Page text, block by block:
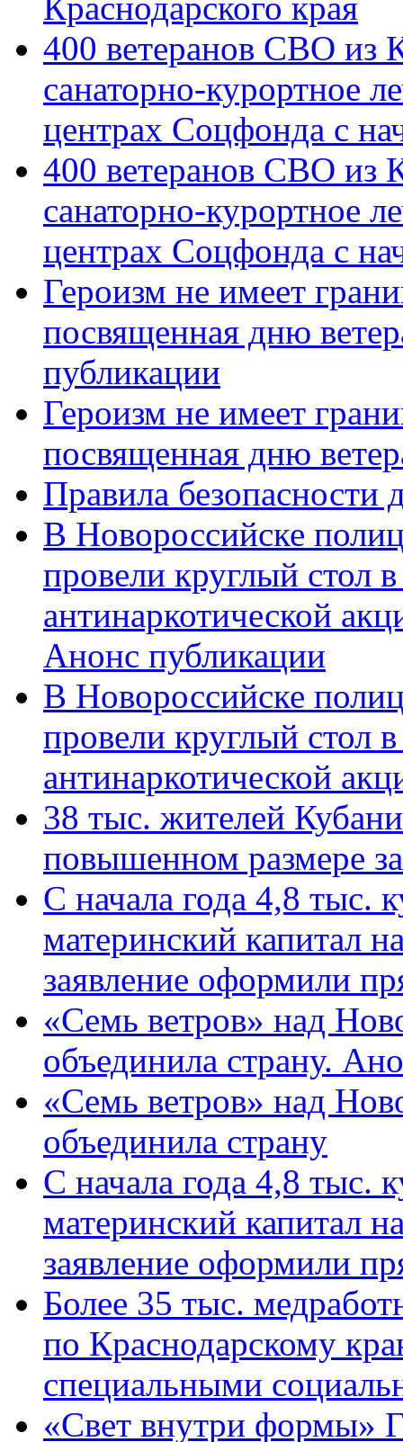
400 ветеранов СВО из
санаторно-курортное
центрах Соцфонда с
400 ветеранов СВО из
санаторно-курортное
центрах Соцфонда с
Героизм не имеет
посвященная дню
публикации
Героизм не имеет
посвященная дню
Правила безопасности
В Новороссийске
провели круглый стол
антинаркотической
Анонс публикации
В Новороссийске
провели круглый стол
антинаркотической
38 тыс. жителей
повышенном размере
С начала года 4,8 тыс.
материнский капитал
заявление оформили
«Семь ветров» над
объединила страну.
«Семь ветров» над
объединила страну
С начала года 4,8 тыс.
материнский капитал
заявление оформили
Более 35 тыс.
по Краснодарскому
специальными
«Свет внутри формы»